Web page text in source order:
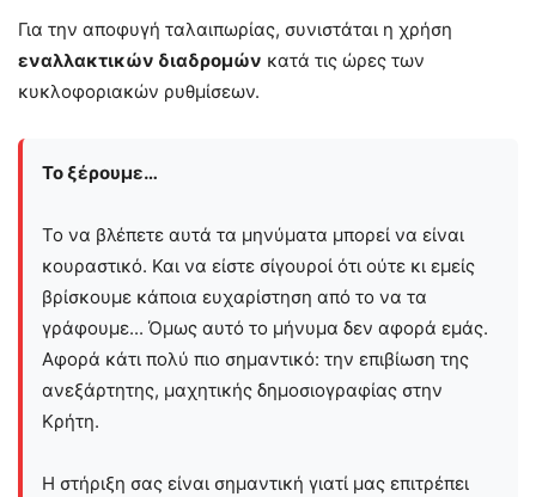
Για την αποφυγή ταλαιπωρίας, συνιστάται η χρήση
εναλλακτικών διαδρομών κατά τις ώρες των
κυκλοφοριακών ρυθμίσεων.
Το ξέρουμε…
Το να βλέπετε αυτά τα μηνύματα μπορεί να είναι
κουραστικό. Και να είστε σίγουροί ότι ούτε κι εμείς
βρίσκουμε κάποια ευχαρίστηση από το να τα
γράφουμε... Όμως αυτό το μήνυμα δεν αφορά εμάς.
Αφορά κάτι πολύ πιο σημαντικό: την επιβίωση της
ανεξάρτητης, μαχητικής δημοσιογραφίας στην
Kρήτη.
Η στήριξη σας είναι σημαντική γιατί μας επιτρέπει